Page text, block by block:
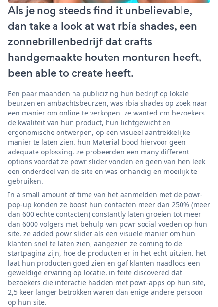
Als je nog steeds find it unbelievable,
dan take a look at wat rbia shades, een
zonnebrillenbedrijf dat crafts
handgemaakte houten monturen heeft,
been able to create heeft.
Een paar maanden na publicizing hun bedrijf op lokale
beurzen en ambachtsbeurzen, was rbia shades op zoek naar
een manier om online te verkopen. ze wanted om bezoekers
de kwaliteit van hun product, hun lichtgewicht en
ergonomische ontwerpen, op een visueel aantrekkelijke
manier te laten zien. hun Material bood hiervoor geen
adequate oplossing. ze probeerden een many different
options voordat ze powr slider vonden en geen van hen leek
een onderdeel van de site en was onhandig en moeilijk te
gebruiken.
In a small amount of time van het aanmelden met de powr-
pop-up konden ze boost hun contacten meer dan 250% (meer
dan 600 echte contacten) constantly laten groeien tot meer
dan 6000 volgers met behulp van powr social voeden op hun
site. ze added powr slider als een visuele manier om hun
klanten snel te laten zien, aangezien ze coming to de
startpagina zijn, hoe de producten er in het echt uitzien. het
laat hun producten goed zien en gaf klanten naadloos een
geweldige ervaring op locatie. in feite discovered dat
bezoekers die interactie hadden met powr-apps op hun site,
2,5 keer langer betrokken waren dan enige andere persoon
op hun site.